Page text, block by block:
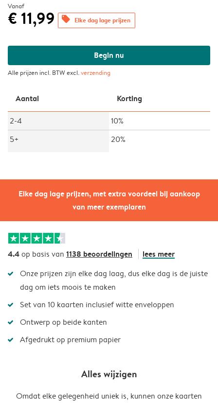
Elke dag lage prijzen, met extra voordeel bij aankoop
van meer exemplaren
Vanaf
€ 11,99 offers Elke dag lage prijzen
Begin nu
Alle prijzen incl. BTW excl.verzending
Aantal Korting
2-4
10%
5+
20%
4.4op basis van 1138 beoordelingen lees meer
Onze prijzen zijn elke dag laag, dus elke dag is de juiste
dag om iets moois te maken
Set van 10 kaarten inclusief witte enveloppen
Ontwerp op beide kanten
Afgedrukt op premium papier
Alles wijzigen
Omdat elke gelegenheid uniek is, kunnen onze kaarten